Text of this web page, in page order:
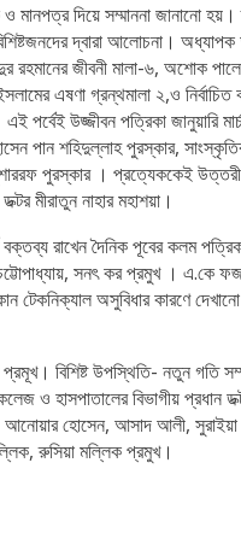
দিয়ে সম্মাননা জানানো
দ্বারা আলোচনা।
রহমানের জীবনী মালা-৬, অশোক
এষণা গ্রন্থমালা ২,ও
এই পর্বেই উজ্জীবন পত্রিকা
পান শহিদুল্লাহ পুরস্কার,
পুরস্কার । প্রত্যেককেই
মীরাতুন নাহার মহাশয়া।
রাখেন দৈনিক পূবের কলম
চট্টোপাধ্যায়, সনৎ কর প্রমুখ ।
অসুবিধার কারণে
বিশিষ্ট উপস্থিতি- নতুন
ও হাসপাতালের বিভাগীয় প্রধান
আনোয়ার হোসেন, আসাদ আলী,
রুসিয়া মল্লিক প্রমুখ।